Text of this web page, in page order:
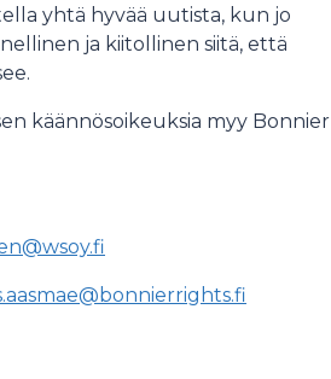
yhtä hyvää uutista, kun jo
ja kiitollinen siitä, että
käännösoikeuksia myy Bonnier